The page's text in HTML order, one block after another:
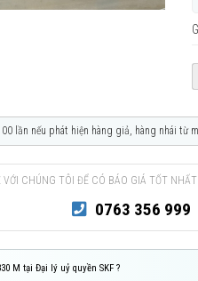
lần nếu phát hiện hàng giả, hàng nhái từ
VỚI CHÚNG TÔI ĐỂ CÓ BÁO GIÁ TỐT
0763 356 999
M tại Đại lý uỷ quyền SKF ?